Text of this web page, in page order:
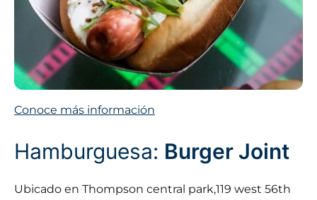
Conoce más información
Hamburguesa: Burger Joint
Ubicado en Thompson central park,119 west 56th